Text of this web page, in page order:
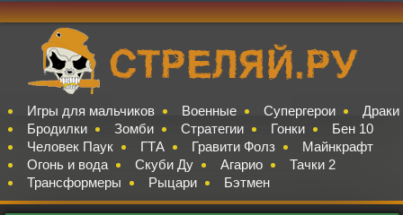
Игры для мальчиков Военные Супергерои
Драки
Бродилки
Зомби Стратегии Гонки
Бен 10
Человек Паук
ГТА Гравити Фолз
Майнкрафт
Огонь и вода
Скуби Ду Агарио
Тачки 2
Трансформеры
Рыцари Бэтмен